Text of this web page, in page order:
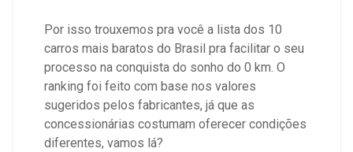
Por isso trouxemos pra você a lista dos 10
carros mais baratos do Brasil pra facilitar o seu
processo na conquista do sonho do 0 km. O
ranking foi feito com base nos valores
sugeridos pelos fabricantes, já que as
concessionárias costumam oferecer condições
diferentes, vamos lá?